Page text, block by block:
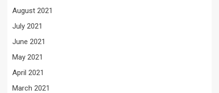
August 2021
July 2021
June 2021
May 2021
April 2021
March 2021